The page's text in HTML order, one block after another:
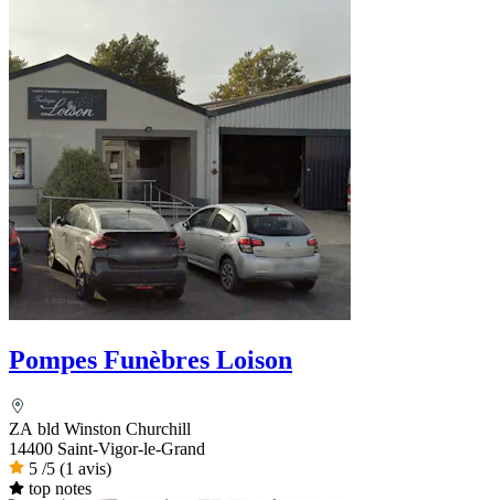
Pompes Funèbres Loison
ZA bld Winston Churchill
14400 Saint-Vigor-le-Grand
5 /5 (1 avis)
top notes